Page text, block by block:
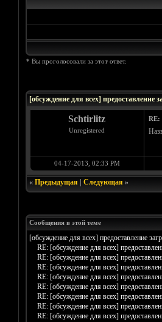
* Вы проголосовали за этот ответ.
[обсуждение для всех] предоставление
Schtirlitz
Unregistered
RE:
04-17-2013, 02:33 PM
« Предыдущая| Следующая»
Сообщения в этой теме
[обсуждение для всех] предоставление
RE: [обсуждение для всех]
RE: [обсуждение для всех]
RE: [обсуждение для всех]
RE: [обсуждение для всех]
RE: [обсуждение для всех]
RE: [обсуждение для всех]
RE: [обсуждение для всех]
RE: [обсуждение для всех]